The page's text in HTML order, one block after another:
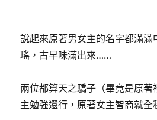
說起來原著男女主的名字都滿
瑤，古早味滿出來……
兩位都算天之驕子（畢竟是原著
主勉強還行，原著女主智商就全